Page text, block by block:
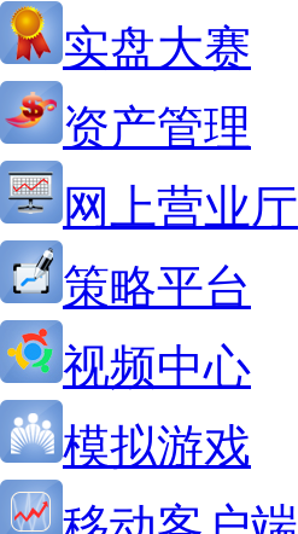
实盘大赛
资产管理
网上营业厅
策略平台
视频中心
模拟游戏